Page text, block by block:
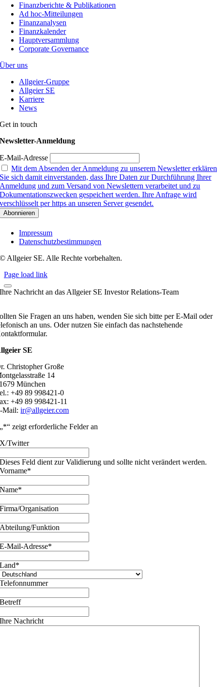
Finanzberichte & Publikationen
Ad hoc-Mitteilungen
Finanzanalysen
Finanzkalender
Hauptversammlung
Corporate Governance
Über uns
Allgeier-Gruppe
Allgeier SE
Karriere
News
Get in touch
Newsletter-Anmeldung
E-Mail-Adresse
Mit dem Absenden der Anmeldung zu unserem Newsletter erklären
Sie sich damit einverstanden, dass Ihre Daten zur Durchführung Ihrer
Anmeldung und zum Versand von Newslettern verarbeitet und zu
Dokumentationszwecken gespeichert werden. Ihre Anfrage wird
verschlüsselt per https an unseren Server gesendet.
Impressum
Datenschutzbestimmungen
© Allgeier SE. Alle Rechte vorbehalten.
Page load link
Ihre Nachricht an das Allgeier SE Investor Relations-Team
Sie Fragen an uns haben, wenden Sie sich bitte per E-Mail oder
an uns. Oder nutzen Sie einfach das nachstehende
SE
Christopher Große
14
München
+49 89 998421-0
+49 89 998421-11
Mail:ir@allgeier.com
„*“ zeigt erforderliche Felder an
X/Twitter
Dieses Feld dient zur Validierung und sollte nicht verändert werden.
Vorname*
Name*
Firma/Organisation
Abteilung/Funktion
E-Mail-Adresse*
Land*
Telefonnummer
Betreff
Ihre Nachricht